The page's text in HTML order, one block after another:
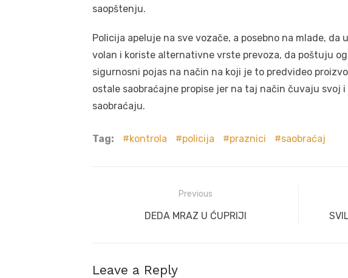
saopštenju.
Policija apeluje na sve vozače, a posebno na mlade, da
volan i koriste alternativne vrste prevoza, da poštuju
sigurnosni pojas na način na koji je to predvideo
ostale saobraćajne propise jer na taj način čuvaju svoj
saobraćaju.
Tag: kontrola policija praznici saobraćaj
navigation
Previous
Previous
DEDA MRAZ U ĆUPRIJI
Leave a Reply